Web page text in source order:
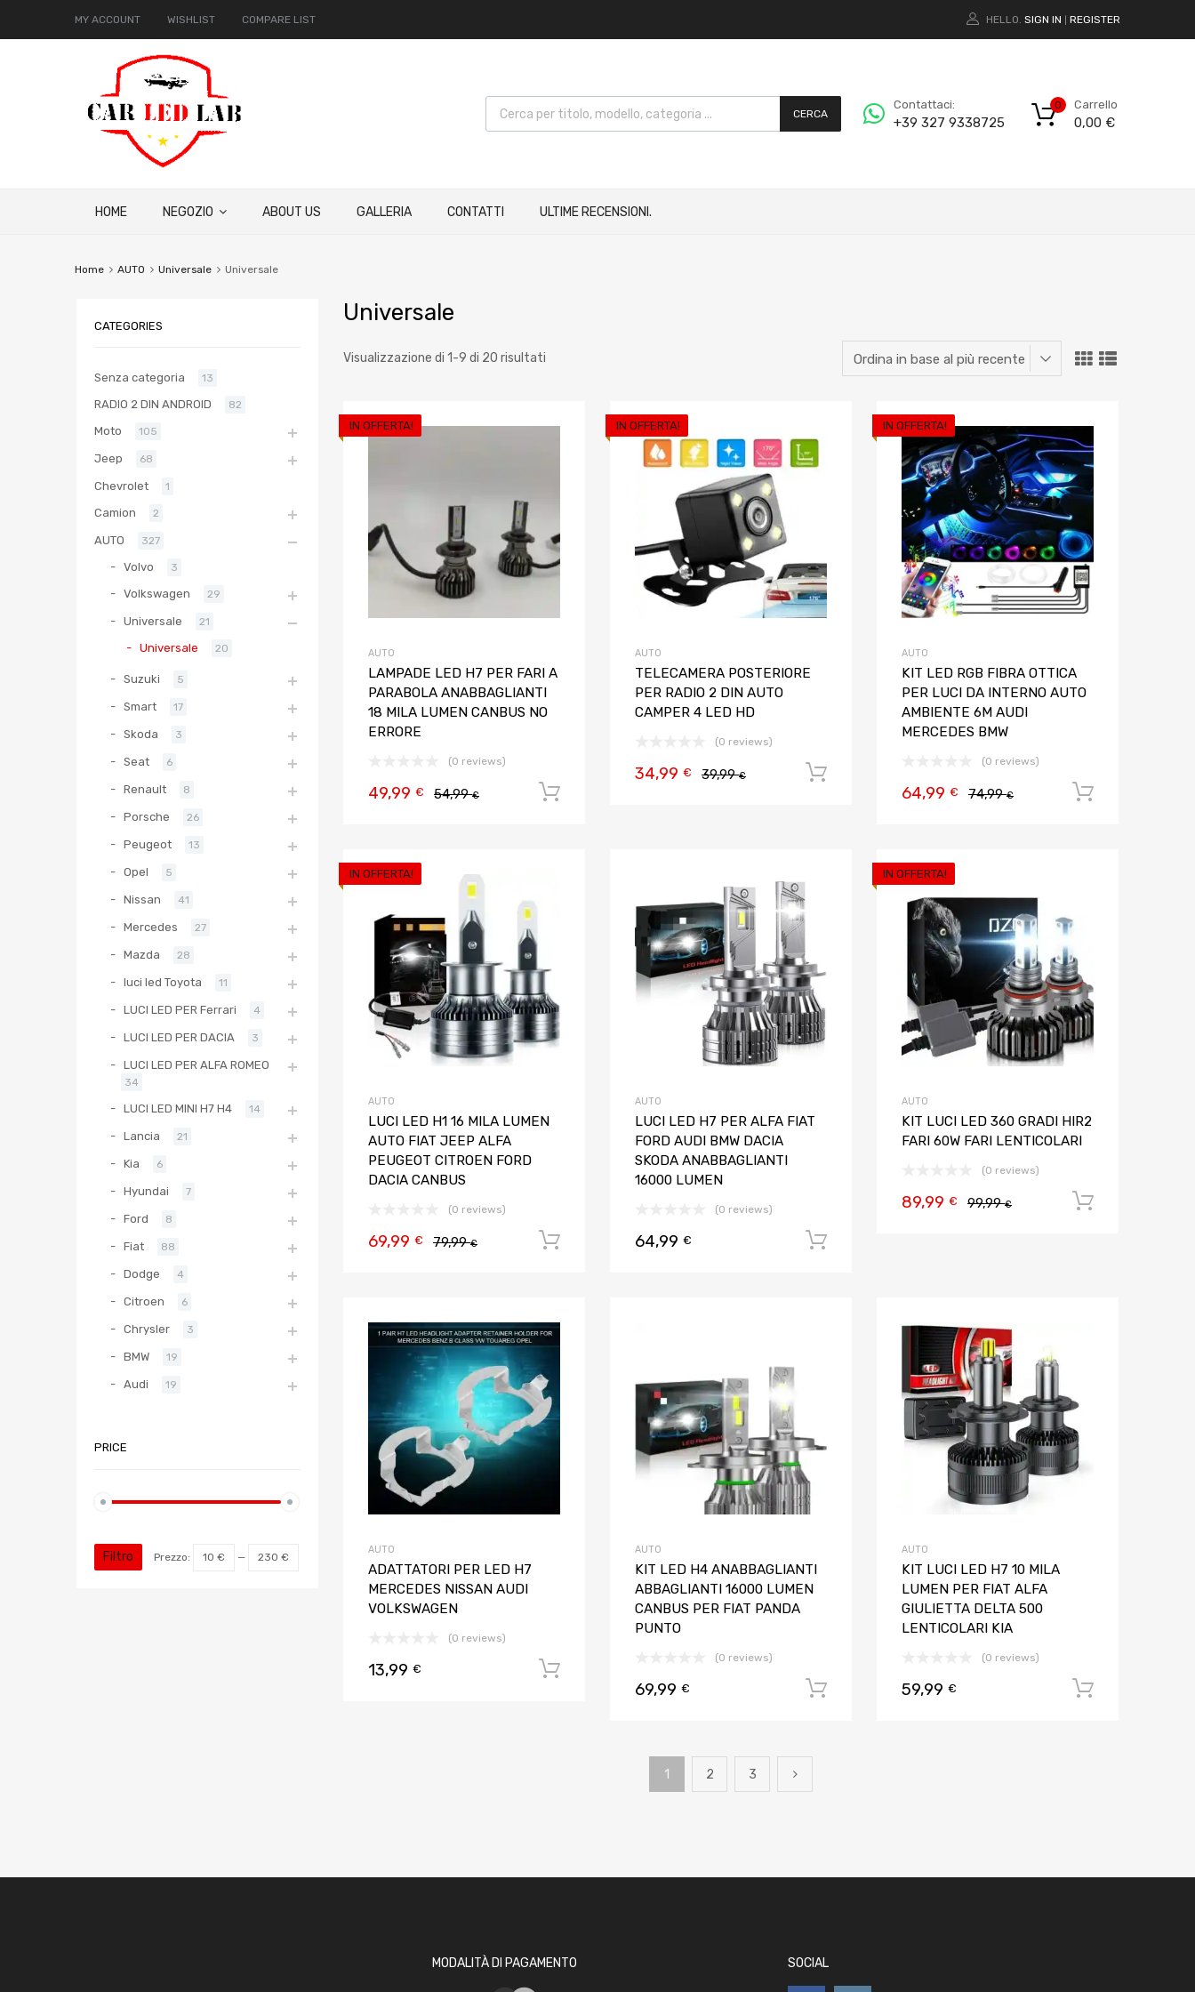
MY ACCOUNT WISHLIST COMPARE LIST HELLO. SIGN IN REGISTER
CERCA
Contattaci:
+39 327 9338725
Carrello
0,00 €
0
HOME NEGOZIO ABOUT US GALLERIA CONTATTI ULTIME RECENSIONI.
Home AUTO Universale Universale
Universale
Visualizzazione di 1-9 di 20 risultati
IN OFFERTA!
Aggiungi ai preferiti
Aggiungi al confronto
AUTO
LAMPADE LED H7 PER FARI A
PARABOLA ANABBAGLIANTI
18 MILA LUMEN CANBUS NO
ERRORE
(0 reviews)
54,99€
49,99 €
IN OFFERTA!
Aggiungi ai preferiti
Aggiungi al confronto
AUTO
TELECAMERA POSTERIORE
PER RADIO 2 DIN AUTO
CAMPER 4 LED HD
(0 reviews)
39,99€
34,99 €
IN OFFERTA!
AUTO
KIT LED RGB FIBRA OTTICA
PER LUCI DA INTERNO AUTO
AMBIENTE 6M AUDI
MERCEDES BMW
(0 reviews)
74,99€
64,99 €
IN OFFERTA!
Aggiungi al confronto
AUTO
LUCI LED H1 16 MILA LUMEN
AUTO FIAT JEEP ALFA
PEUGEOT CITROEN FORD
DACIA CANBUS
(0 reviews)
79,99€
69,99 € Aggiungi al carrello
Aggiungi ai preferiti
Aggiungi al confronto
AUTO
LUCI LED H7 PER ALFA FIAT
FORD AUDI BMW DACIA
SKODA ANABBAGLIANTI
16000 LUMEN
(0 reviews)
64,99 €
IN OFFERTA!
AUTO
KIT LUCI LED 360 GRADI HIR2
FARI 60W FARI LENTICOLARI
(0 reviews)
99,99€
89,99 €
AUTO
ADATTATORI PER LED H7
MERCEDES NISSAN AUDI
VOLKSWAGEN
(0 reviews)
13,99 €
Aggiungi ai preferiti
AUTO
KIT LED H4 ANABBAGLIANTI
ABBAGLIANTI 16000 LUMEN
CANBUS PER FIAT PANDA
PUNTO
(0 reviews)
69,99 € Aggiungi al carrello
AUTO
KIT LUCI LED H7 10 MILA
LUMEN PER FIAT ALFA
GIULIETTA DELTA 500
LENTICOLARI KIA
(0 reviews)
59,99 €
1 2 3
CATEGORIES
Senza categoria 13
RADIO 2 DIN ANDROID 82
Moto 105
Jeep 68
Chevrolet 1
Camion 2
AUTO 327
Volvo 3
Volkswagen 29
Universale 21
Universale 20
Suzuki 5
Smart 17
Skoda 3
Seat 6
Renault 8
Porsche 26
Peugeot 13
Opel 5
Nissan 41
Mercedes 27
Mazda 28
luci led Toyota 11
LUCI LED PER Ferrari 4
LUCI LED PER DACIA 3
LUCI LED PER ALFA ROMEO
34
LUCI LED MINI H7 H4 14
Lancia 21
Kia 6
Hyundai 7
Ford 8
Fiat 88
Dodge 4
Citroen 6
Chrysler 3
BMW 19
Audi 19
PRICE
Filtro Prezzo: 10 € — 230 €
MODALITÀ DI PAGAMENTO SOCIAL